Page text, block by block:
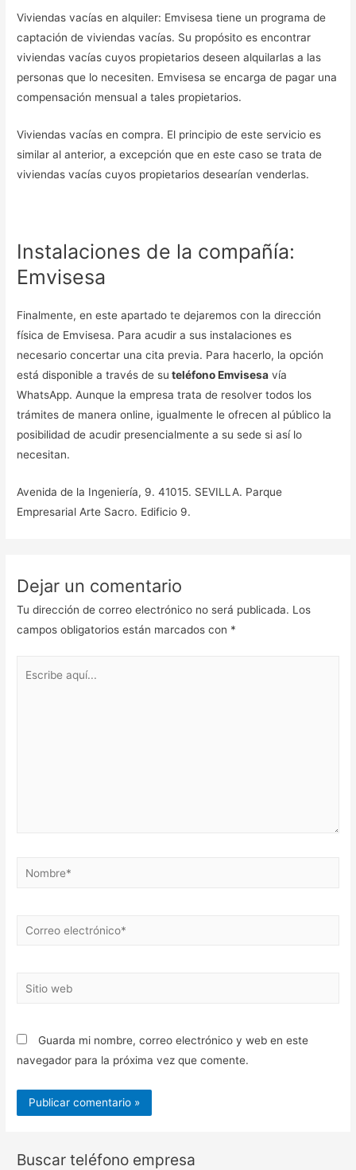
Viviendas vacías en alquiler: Emvisesa tiene un programa de
captación de viviendas vacías. Su propósito es encontrar
viviendas vacías cuyos propietarios deseen alquilarlas a las
personas que lo necesiten. Emvisesa se encarga de pagar una
compensación mensual a tales propietarios.
Viviendas vacías en compra. El principio de este servicio es
similar al anterior, a excepción que en este caso se trata de
viviendas vacías cuyos propietarios desearían venderlas.
Instalaciones de la compañía:
Emvisesa
Finalmente, en este apartado te dejaremos con la dirección
física de Emvisesa. Para acudir a sus instalaciones es
necesario concertar una cita previa. Para hacerlo, la opción
está disponible a través de su teléfono Emvisesa vía
WhatsApp. Aunque la empresa trata de resolver todos los
trámites de manera online, igualmente le ofrecen al público la
posibilidad de acudir presencialmente a su sede si así lo
necesitan.
Avenida de la Ingeniería, 9. 41015. SEVILLA. Parque
Empresarial Arte Sacro. Edificio 9.
Dejar un comentario
Tu dirección de correo electrónico no será publicada. Los
campos obligatorios están marcados con *
Nombre*
Correo
Sitio
Guarda mi nombre, correo electrónico y web en este
navegador para la próxima vez que comente.
Buscar teléfono empresa